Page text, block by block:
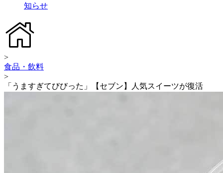
知らせ
>
食品・飲料
>
「うますぎてびびった」【セブン】人気スイーツが復活